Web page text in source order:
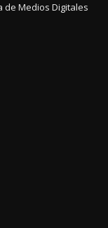
de Medios Digitales